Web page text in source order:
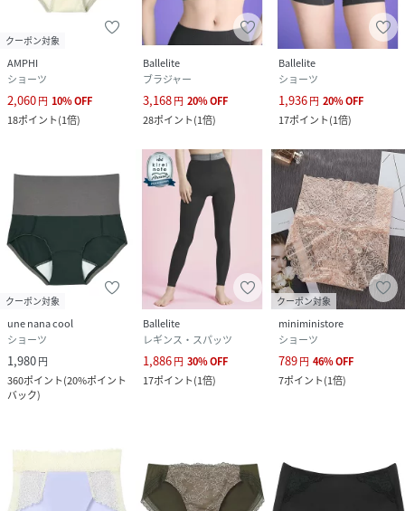
クーポン対象
AMPHI
ショーツ
2,060円 10%OFF
18ポイント(1倍)
Ballelite
ブラジャー
3,168円 20%OFF
28ポイント(1倍)
Ballelite
ショーツ
1,936円 20%OFF
17ポイント(1倍)
クーポン対象
une nana cool
ショーツ
1,980円
360ポイント(20%ポイント
バック)
Ballelite
レギンス・スパッツ
1,886円 30%OFF
17ポイント(1倍)
クーポン対象
miniministore
ショーツ
789円 46%OFF
7ポイント(1倍)